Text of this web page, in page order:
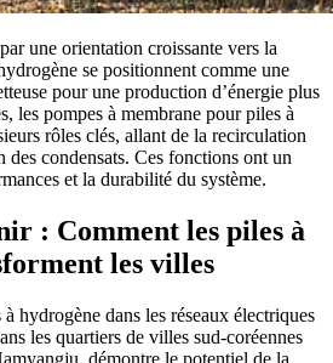
une orientation croissante vers la
se positionnent comme une
pour une production d’énergie plus
les pompes à membrane pour piles à
rôles clés, allant de la recirculation
des condensats. Ces fonctions ont un
et la durabilité du système.
: Comment les piles à
les villes
hydrogène dans les réseaux électriques
les quartiers de villes sud-coréennes
démontre le potentiel de la